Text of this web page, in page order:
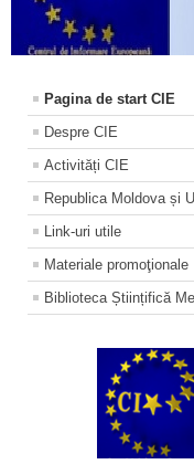
Pagina de start CIE
Despre CIE
Activități CIE
Republica Moldova și
Link-uri utile
Materiale promoţionale
Biblioteca Științifică